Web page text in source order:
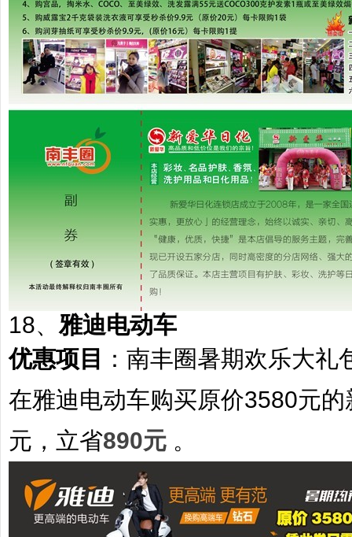
18、 雅迪电动车
优惠项目
： 南丰圈暑期欢乐大礼
在雅迪电动车购买原价3580元的
元 ，立省890元 。